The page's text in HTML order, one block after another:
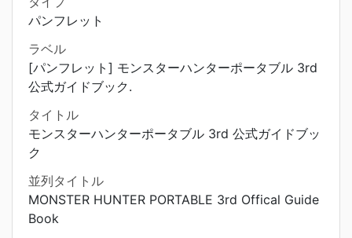
パンフレット
ラベル
[パンフレット] モンスターハンターポータブル 3rd
公式ガイドブック.
タイトル
モンスターハンターポータブル 3rd 公式ガイドブッ
ク
並列タイトル
MONSTER HUNTER PORTABLE 3rd Offical Guide
Book